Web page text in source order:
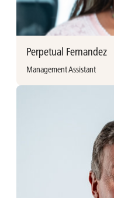
Investment manager
+32 (0)3
Perpetual Fernandez
Management Assistant
Perpetual Fernandez
2025 en zorgt als
ondersteuning van het